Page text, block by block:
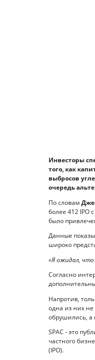
Инвесторы
того, как
выбросов
очередь
По словам
более 412 IPO
было
Данные
широко
«Я ожидал, что
Согласно
Напротив,
одна из них не
обрушились, а
SPAC - это
частного
(IPO).